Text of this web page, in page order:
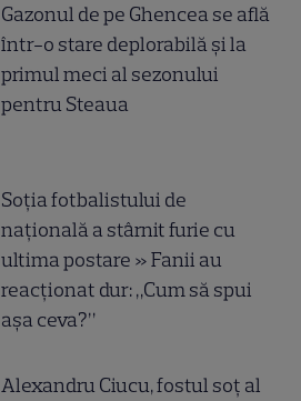
Gazonul de pe Ghencea se află
într-o stare deplorabilă și la
primul meci al sezonului
pentru Steaua
Soția fotbalistului de
națională a stârnit furie cu
ultima postare » Fanii au
reacționat dur: „Cum să spui
așa ceva?”
Alexandru Ciucu, fostul soț al